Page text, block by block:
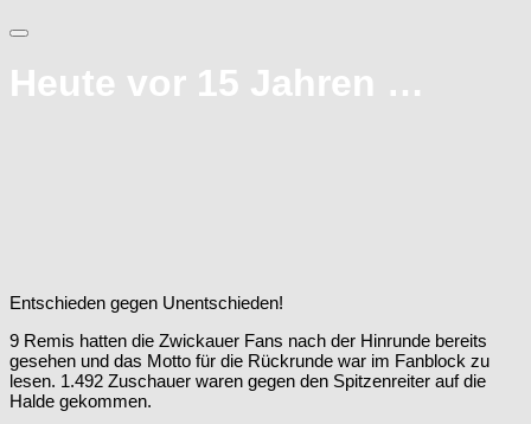
Heute vor 15 Jahren …
Entschieden gegen Unentschieden!
9 Remis hatten die Zwickauer Fans nach der Hinrunde bereits
gesehen und das Motto für die Rückrunde war im Fanblock zu
lesen. 1.492 Zuschauer waren gegen den Spitzenreiter auf die
Halde gekommen.